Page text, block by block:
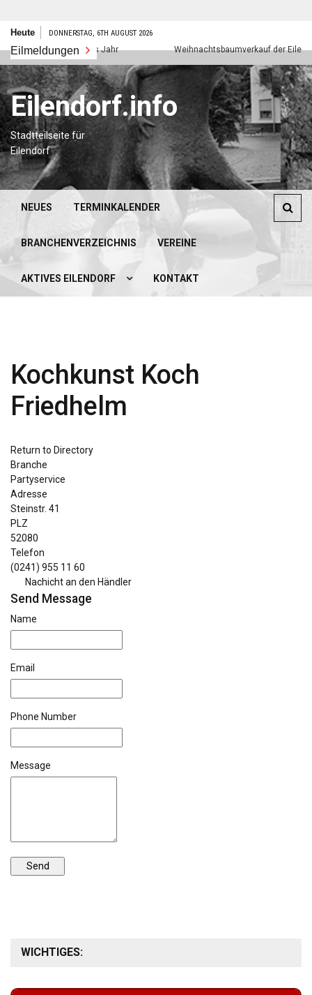
Zum
springen
Heute DONNERSTAG, 6TH AUGUST 2026
Eilmeldungen
Frohes neues Jahr Weihnachtsbaumverkauf der
Eilendorf.info
Stadtteilseite für
Eilendorf
NEUES TERMINKALENDER
BRANCHENVERZEICHNIS VEREINE
AKTIVES EILENDORF KONTAKT
Kochkunst Koch
Friedhelm
Return to Directory
Branche
Partyservice
Adresse
Steinstr. 41
PLZ
52080
Telefon
(0241) 955 11 60
Nachicht an den Händler
Send Message
Name
Email
Phone Number
Message
WICHTIGES: